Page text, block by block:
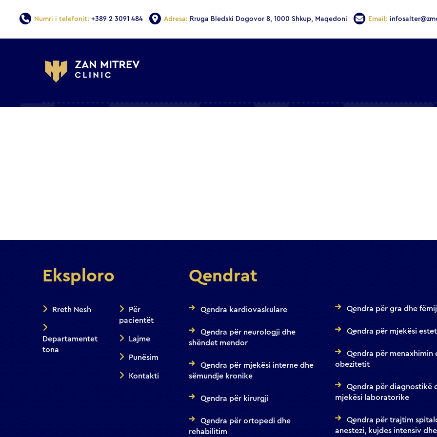
Numri i telefonit: +389 2 3091 484 Adresa: Rruga Bledski Dogovor 8, 1000 Shkup, Maqedoni Email:
Eksploro
Rreth Nesh
Departamentet
tona
Për
pacientët
Lajme
Punësim
Kontakti
Qendrat
Qendra kardiovaskulare
Qendra për neurologji dhe
shëndet mendor
Qendra për mjekësi interne dhe
sëmundje kronike
Qendra për kirurgji
Qendra për ortopedi dhe
rehabilitim
Qendra për gra dhe
Qendra për mjekësi
Qendra për menaxhimin
obezitetit
Qendra për diagnostikë
mjekësi laboratorike
Qendra për trajtim
anestezi, kujdes intensiv